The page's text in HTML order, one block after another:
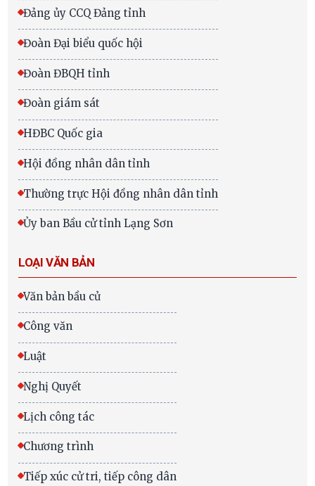
Đảng ủy CCQ Đảng tỉnh
Đoàn Đại biểu quốc hội
Đoàn ĐBQH tỉnh
Đoàn giám sát
HĐBC Quốc gia
Hội đồng nhân dân tỉnh
Thường trực Hội đồng nhân dân tỉnh
Ủy ban Bầu cử tỉnh Lạng Sơn
LOẠI VĂN BẢN
Văn bản bầu cử
Công văn
Luật
Nghị Quyết
Lịch công tác
Chương trình
Tiếp xúc cử tri, tiếp công dân